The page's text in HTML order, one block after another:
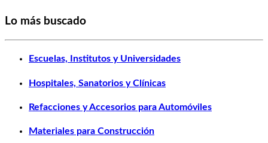
Lo más buscado
Escuelas, Institutos y Universidades
Hospitales, Sanatorios y Clínicas
Refacciones y Accesorios para Automóviles
Materiales para Construcción